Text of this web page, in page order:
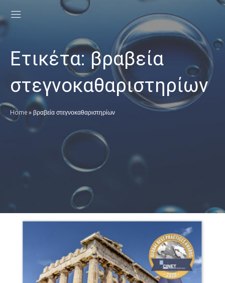
Ετικέτα:βραβεία
στεγνοκαθαριστηρίων
Home » βραβεία στεγνοκαθαριστηρίων